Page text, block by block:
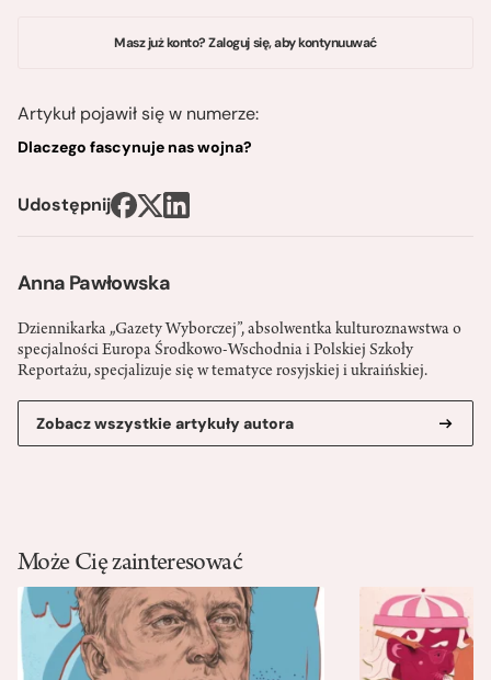
Anna Pawłowska
Dziennikarka „Gazety Wyborczej”, absolwentka kulturoznawstwa o
specjalności Europa Środkowo-Wschodnia i Polskiej Szkoły
Reportażu, specjalizuje się w tematyce rosyjskiej i ukraińskiej.
Zobacz wszystkie artykuły autora
Masz już konto? Zaloguj się, aby kontynuuwać
Artykuł pojawił się w numerze:
Dlaczego fascynuje nas wojna?
Udostępnij
Może Cię zainteresować